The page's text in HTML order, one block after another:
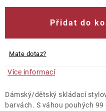
Přidat do
Mate dotaz?
Více informací
Dámský/dětský skládací
barvách. S váhou pouhých